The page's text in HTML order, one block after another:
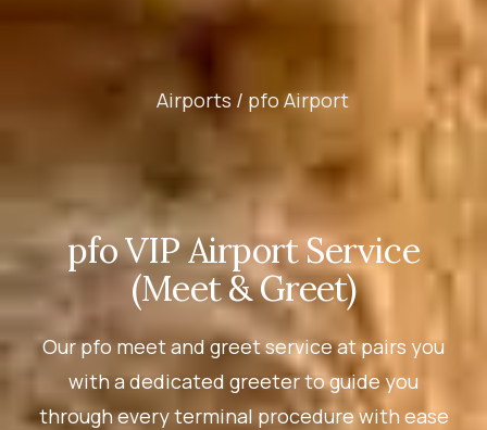
Airports / pfo Airport
pfo VIP Airport Service
(Meet & Greet)
Our pfo meet and greet service at pairs you
with a dedicated greeter to guide you
through every terminal procedure with ease